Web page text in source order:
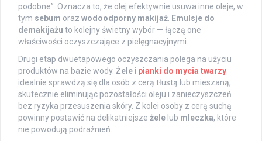
podobne”. Oznacza to, że olej efektywnie usuwa inne oleje, w
tym sebum oraz wodoodporny makijaż Emulsje do
demakijażu to kolejny świetny wybór — łączą one
właściwości oczyszczające z pielęgnacyjnymi.
Drugi etap dwuetapowego oczyszczania polega na użyciu
produktów na bazie wody. Żele i pianki do mycia twarzy
idealnie sprawdzą się dla osób z cerą tłustą lub mieszaną,
skutecznie eliminując pozostałości oleju i zanieczyszczeń
bez ryzyka przesuszenia skóry. Z kolei osoby z cerą suchą
powinny postawić na delikatniejsze żele lub mleczka, które
nie powodują podrażnień.